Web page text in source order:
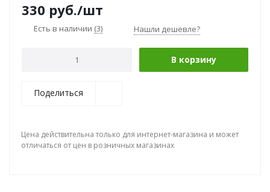
330 руб./шт
Есть в наличии (3) Нашли дешевле?
В корзину
Поделиться
Цена действительна только для интернет-магазина и может
отличаться от цен в розничных магазинах